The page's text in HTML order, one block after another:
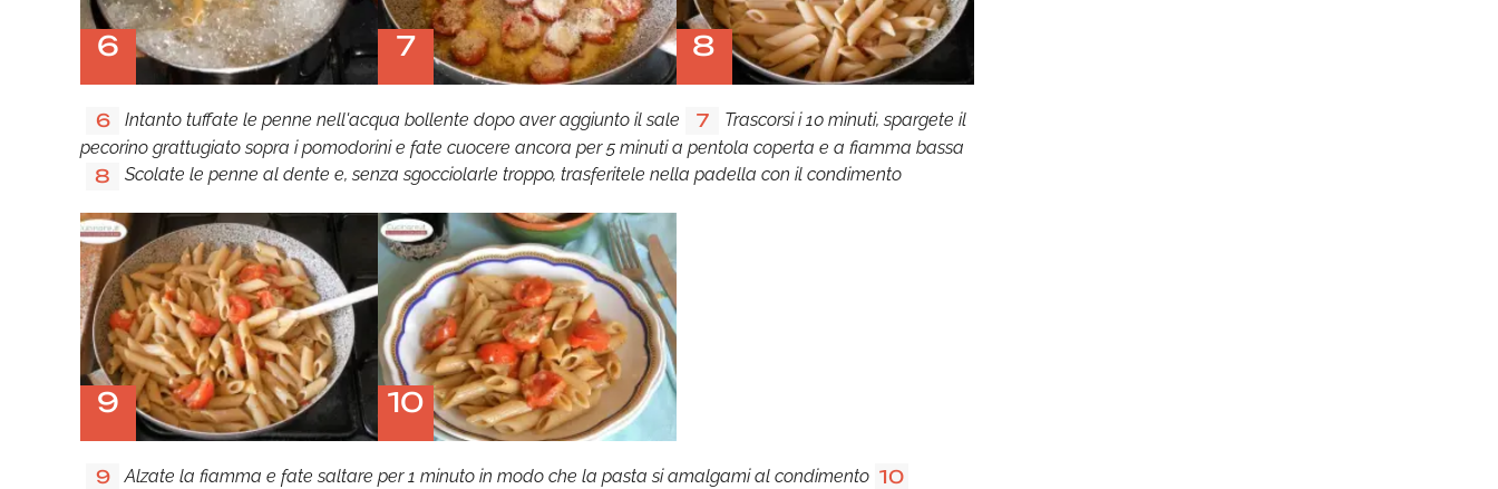
6 7 8
6 Intanto tuffate le penne nell'acqua bollente dopo aver aggiunto il sale 7
Trascorsi i 10 minuti, spargete il
pecorino grattugiato sopra i pomodorini e fate cuocere ancora per 5 minuti a pentola coperta e a fiamma bassa
8 Scolate le penne al dente e, senza sgocciolarle troppo, trasferitele nella padella con il condimento
9 10
9 Alzate la fiamma e fate saltare per 1 minuto in modo che la pasta si amalgami al condimento 10